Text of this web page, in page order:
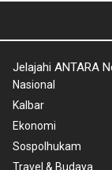
Jelajahi ANTARA
Nasional
Kalbar
Ekonomi
Sospolhukam
Travel & Budaya